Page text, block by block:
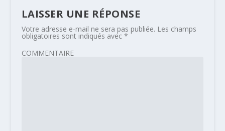
LAISSER UNE RÉPONSE
Votre adresse e-mail ne sera pas publiée. Les champs
obligatoires sont indiqués avec *
COMMENTAIRE